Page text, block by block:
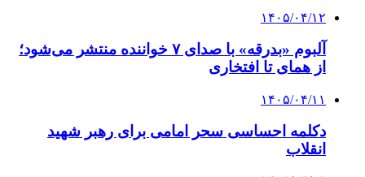
۱۴۰۵/۰۴/۱۲
آلبوم «بدرقه» با صدای ۷ خواننده منتشر می‌شود؛
از همای تا افتخاری
۱۴۰۵/۰۴/۱۱
دکلمه‌ احساسی سحر امامی برای رهبر شهید
انقلاب